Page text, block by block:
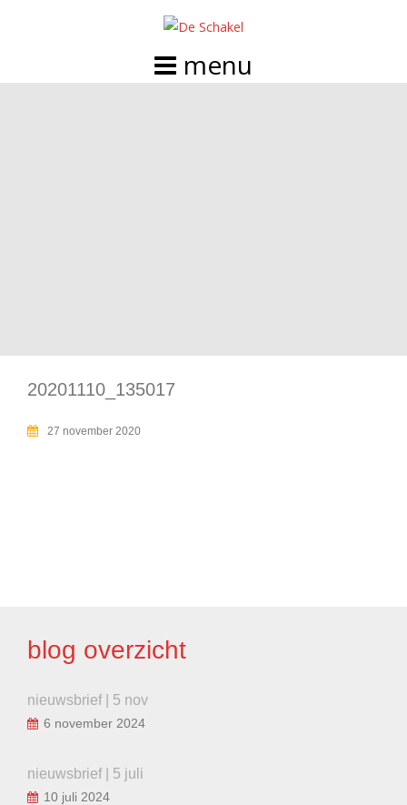
20201110_135017
27 november 2020
blog overzicht
nieuwsbrief | 5 nov
6 november 2024
nieuwsbrief | 5 juli
10 juli 2024